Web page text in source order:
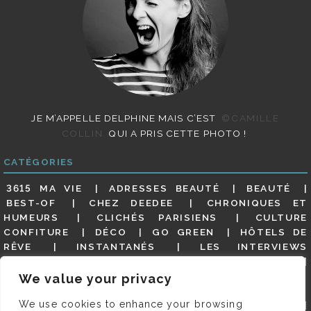
We value your privacy
We use cookies to enhance your browsing
JE M’APPELLE DELPHINE MAIS C’EST
©CAMILLE
COLLIN
QUI A PRIS CETTE PHOTO !
CATÉGORIES
3615 MA VIE ADRESSES BEAUTÉ
BEAUTÉ
BEST-OF
CHEZ DEEDEE
CHRONIQUES ET
HUMEURS
CLICHÉS PARISIENS
CULTURE
CONFITURE
DÉCO GO GREEN
HÔTELS DE
RÊVE
INSTANTANÉS
LES INTERVIEWS
MES ADRESSES
MODE NON CLASSÉ
GUIDE
PARIS EN PHOTOS RESTAURANTS